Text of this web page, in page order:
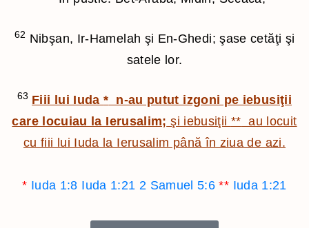
62 Nibşan, Ir-Hamelah şi En-Ghedi; şase cetăţi şi
satele lor.
63 Fiii lui Iuda* n-au putut izgoni pe iebusiţii
care locuiau la Ierusalim; şi iebusiţii ** au locuit
cu fiii lui Iuda la Ierusalim până în ziua de azi.
* Iuda 1:8 Iuda 1:21 2 Samuel 5:6 ** Iuda 1:21